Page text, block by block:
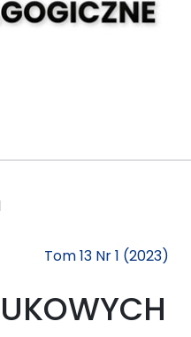
Tom 13 Nr 1 (2023)